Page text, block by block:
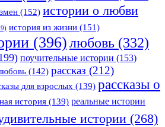
(152) истории о любви
история из жизни (151)
(396)любовь (332)
поучительные истории (153)
(142) рассказ (212)
для взрослых (139) рассказы о
история (139) реальные истории
истории (268)